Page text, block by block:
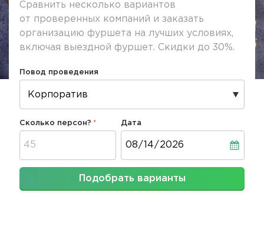
Сравнить несколько вариантов
от проверенных компаний и заказать
организацию фуршета на лучших условиях,
включая выездной фуршет. Скидки до 30%.
Повод проведения
Сколько персон? Дата
Подобрать варианты